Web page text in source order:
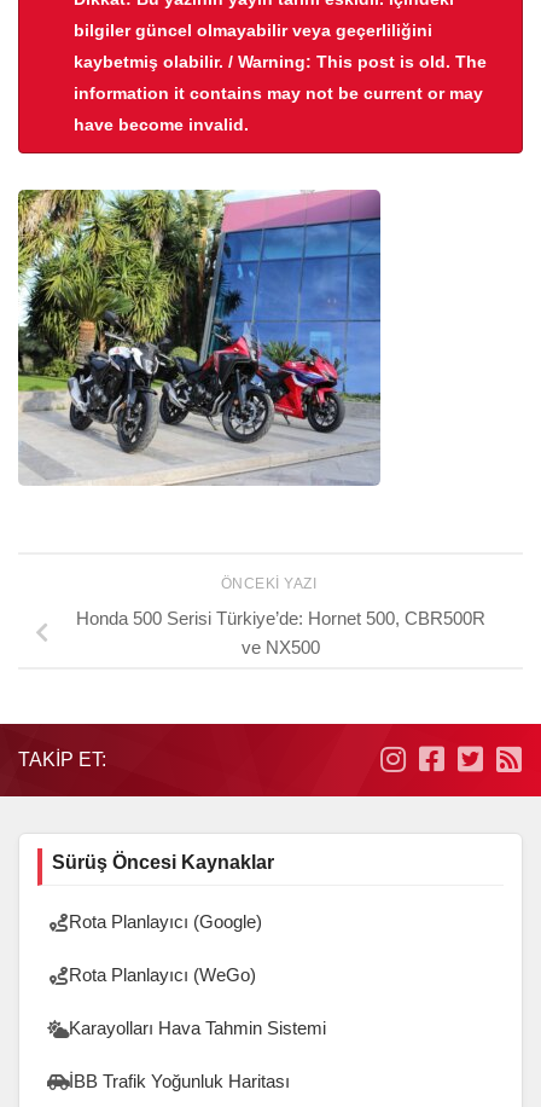
bilgiler güncel olmayabilir veya geçerliliğini
kaybetmiş olabilir. / Warning: This post is old. The
information it contains may not be current or may
have become invalid.
ÖNCEKI YAZI
Honda 500 Serisi Türkiye’de: Hornet 500, CBR500R
ve NX500
TAKIP ET:
Sürüş Öncesi Kaynaklar
Rota Planlayıcı (Google)
Rota Planlayıcı (WeGo)
Karayolları Hava Tahmin Sistemi
İBB Trafik Yoğunluk Haritası